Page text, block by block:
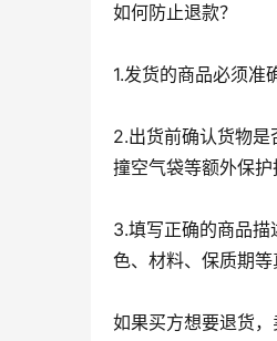
如何防止退款？
1.发货的商品必须准
2.出货前确认货物
撞空气袋等额外保
3.填写正确的商品
色、材料、保质期
如果买方想要退货